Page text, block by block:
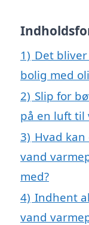
1) Det
bolig med
2) Slip for
på en luft til
3) Hvad
vand
med?
4) Indhent
vand